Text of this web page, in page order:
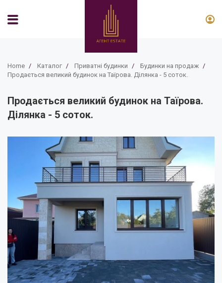
Home / Каталог / Приватні будинки / Будинки на продаж /
Продається великий будинок на Таїрова. Ділянка - 5 соток.
Продається великий будинок на Таїрова.
Ділянка - 5 соток.